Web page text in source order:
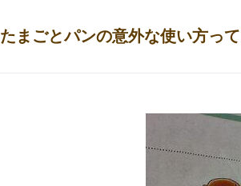
たまごとパンの意外な使い方っ